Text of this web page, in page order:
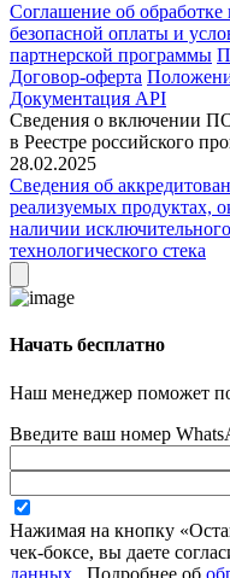
Соглашение об
безопасной оплаты и
партнерской программы
Договор-оферта
Документация API
Сведения о включении
в Реестре российского
28.02.2025
Сведения об
реализуемых продуктах,
наличии
технологического стека
Начать бесплатно
Наш менеджер поможет
Введите ваш номер
Нажимая на кнопку
чек-боксе, вы даете
данных
Подробнее об